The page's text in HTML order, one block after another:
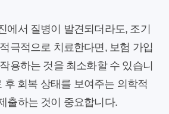
에서 질병이 발견되더라도, 조기
극적으로 치료한다면, 보험 가입
용하는 것을 최소화할 수 있습니
후 회복 상태를 보여주는 의학적
출하는 것이 중요합니다.